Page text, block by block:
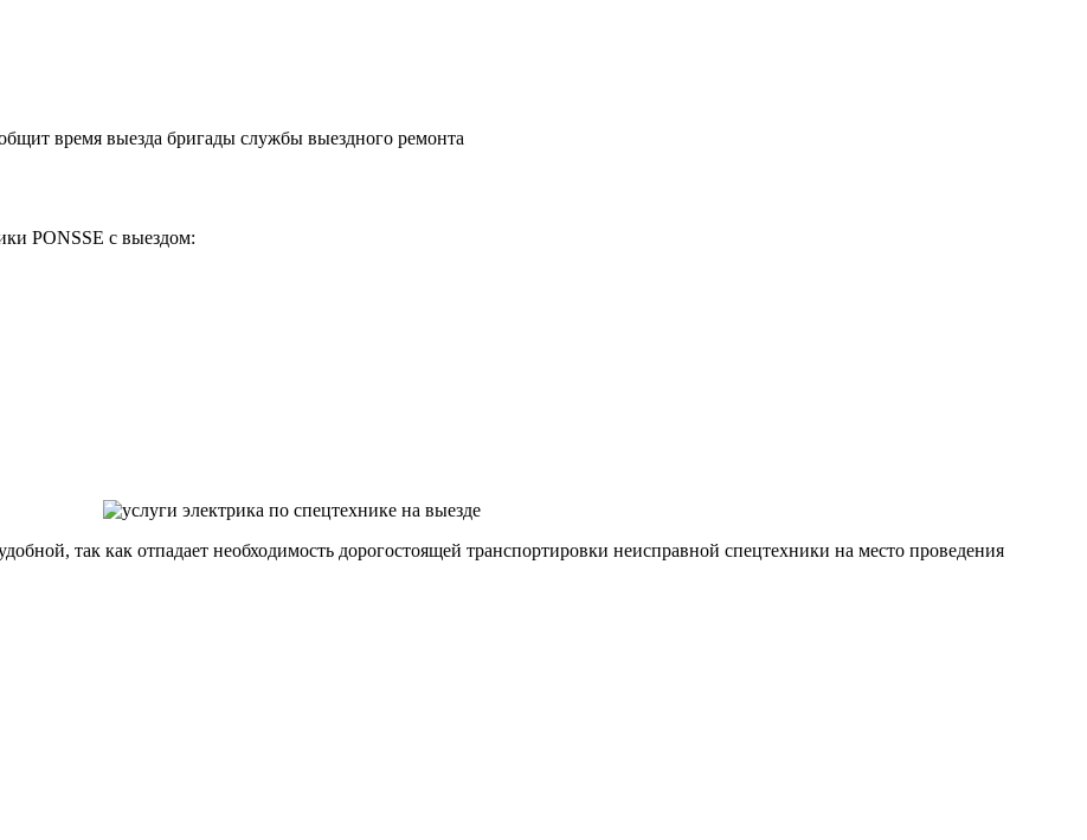
время выезда бригады службы выездного ремонта
PONSSE с выездом:
так как отпадает необходимость дорогостоящей транспортировки неисправной спецтехники на место проведения